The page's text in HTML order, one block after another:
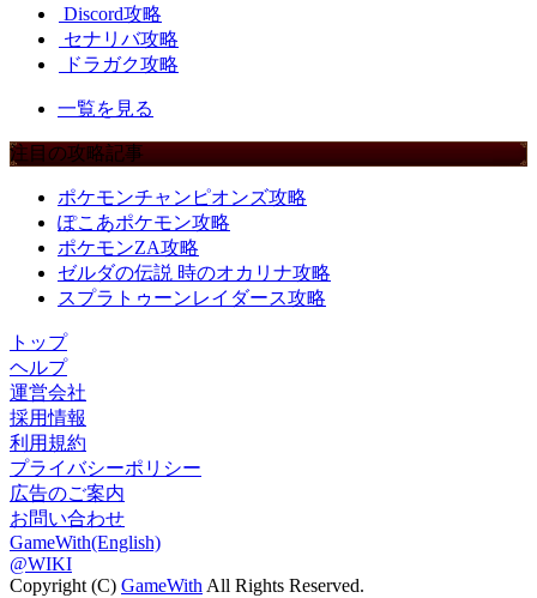
Discord攻略
セナリバ攻略
ドラガク攻略
一覧を見る
注目の攻略記事
ポケモンチャンピオンズ攻略
ぽこあポケモン攻略
ポケモンZA攻略
ゼルダの伝説 時のオカリナ攻略
スプラトゥーンレイダース攻略
トップ
ヘルプ
運営会社
採用情報
利用規約
プライバシーポリシー
広告のご案内
お問い合わせ
GameWith(English)
@WIKI
Copyright (C) GameWith All Rights Reserved.